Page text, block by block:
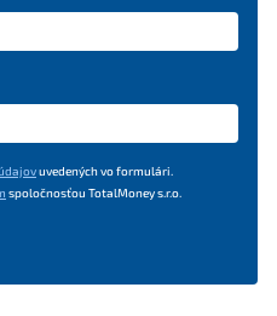
uvedených vo formulári.
spoločnosťou TotalMoney s.r.o.